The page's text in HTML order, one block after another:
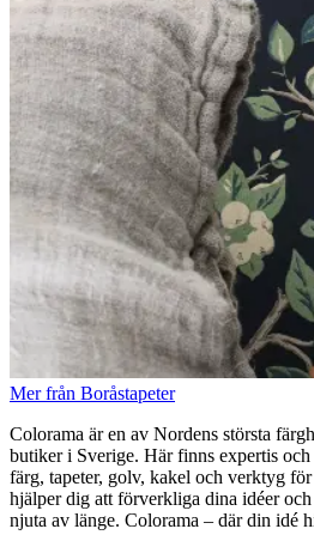
Mer från Boråstapeter
Colorama är en av Nordens största
butiker i Sverige. Här finns expertis
färg, tapeter, golv, kakel och verktyg
hjälper dig att förverkliga dina idéer och
njuta av länge. Colorama – där din idé